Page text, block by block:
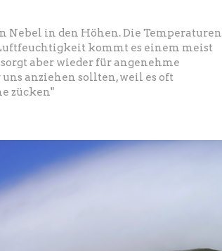
Nebel in den Höhen. Die Temperaturen
kommt es einem meist
aber wieder für angenehme
anziehen sollten, weil es oft
zücken"